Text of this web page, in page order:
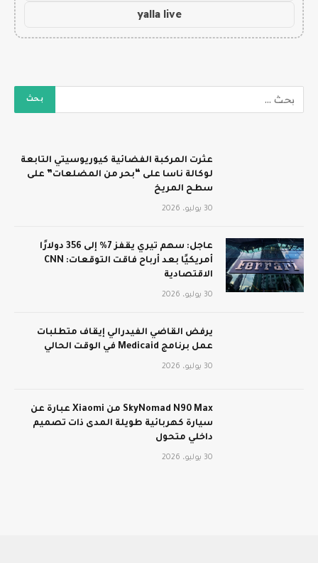
yalla live
عثرت المركبة الفضائية كيوريوسيتي التابعة
لوكالة ناسا على “بحر من المضلعات” على
سطح المريخ
30 يوليو، 2026
عاجل: سهم تيري يقفز 7% إلى 356 دولارًا
أمريكيًا بعد أرباح فاقت التوقعات: CNN
الاقتصادية
30 يوليو، 2026
يرفض القاضي الفيدرالي إيقاف متطلبات
عمل برنامج Medicaid في الوقت الحالي
30 يوليو، 2026
SkyNomad N90 Max من Xiaomi عبارة عن
سيارة كهربائية طويلة المدى ذات تصميم
داخلي متحول
30 يوليو، 2026